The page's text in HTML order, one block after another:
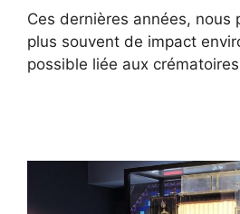
Ces dernières années, nous
plus souvent de impact
possible liée aux